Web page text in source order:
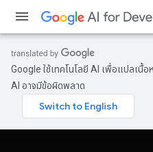
Google ใช้เทคโนโลยี AI เพื่อแปลเนื้
AI อาจมีข้อผิดพลาด